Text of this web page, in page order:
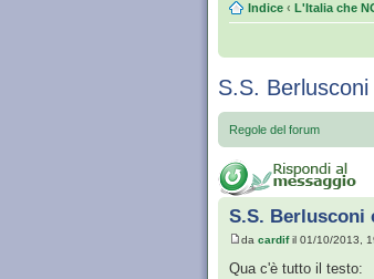
Indice ‹ L'Italia che
S.S.
Regole del forum
S.S. Berlusconi
da cardifil 01/10/2013,
Qua c'è tutto il testo: